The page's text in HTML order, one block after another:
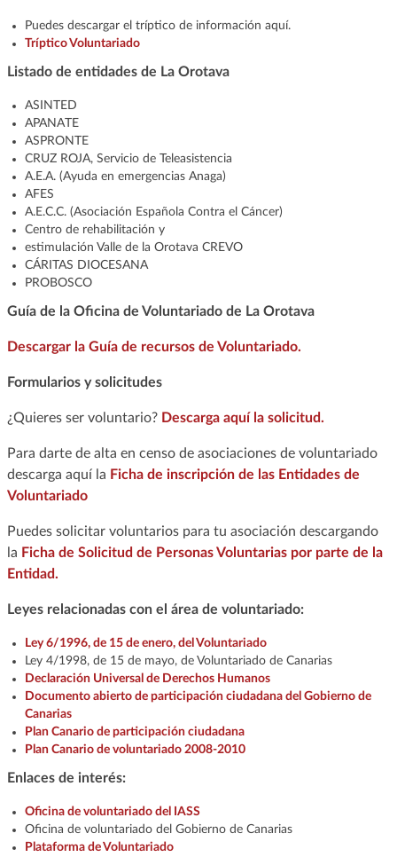
Puedes descargar el tríptico de información aquí.
Tríptico Voluntariado
Listado de entidades de La Orotava
ASINTED
APANATE
ASPRONTE
CRUZ ROJA, Servicio de Teleasistencia
A.E.A. (Ayuda en emergencias Anaga)
AFES
A.E.C.C. (Asociación Española Contra el Cáncer)
Centro de rehabilitación y
estimulación Valle de la Orotava CREVO
CÁRITAS DIOCESANA
PROBOSCO
Guía de la Oficina de Voluntariado de La Orotava
Descargar la Guía de recursos de Voluntariado.
Formularios y solicitudes
¿Quieres ser voluntario? Descarga aquí la solicitud.
Para darte de alta en censo de asociaciones de voluntariado
descarga aquí la Ficha de inscripción de las Entidades de
Voluntariado
Puedes solicitar voluntarios para tu asociación descargando
la Ficha de Solicitud de Personas Voluntarias por parte de la
Entidad.
Leyes relacionadas con el área de voluntariado:
Ley 6/1996, de 15 de enero, del Voluntariado
Ley 4/1998, de 15 de mayo, de Voluntariado de Canarias
Declaración Universal de Derechos Humanos
Documento abierto de participación ciudadana del Gobierno de
Canarias
Plan Canario de participación ciudadana
Plan Canario de voluntariado 2008-2010
Enlaces de interés:
Oficina de voluntariado del IASS
Oficina de voluntariado del Gobierno de Canarias
Plataforma de Voluntariado